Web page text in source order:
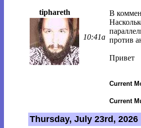
tiphareth
10:41a
В
против
Привет
Current
Current
Thursday, July 23rd, 2026